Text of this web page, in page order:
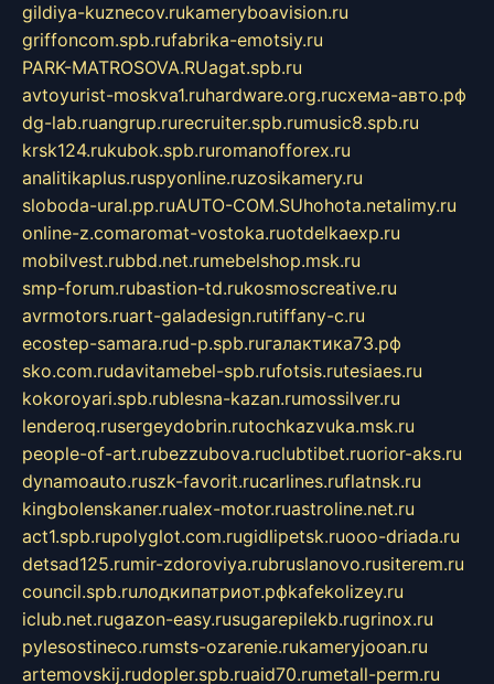
gildiya-kuznecov.rukameryboavision.ru
griffoncom.spb.rufabrika-emotsiy.ru
PARK-MATROSOVA.RUagat.spb.ru
avtoyurist-moskva1.ruhardware.org.ruсхема-авто.рф
dg-lab.ruangrup.rurecruiter.spb.rumusic8.spb.ru
krsk124.rukubok.spb.ruromanofforex.ru
analitikaplus.ruspyonline.ruzosikamery.ru
sloboda-ural.pp.ruAUTO-COM.SUhohota.netalimy.ru
online-z.comaromat-vostoka.ruotdelkaexp.ru
mobilvest.rubbd.net.rumebelshop.msk.ru
smp-forum.rubastion-td.rukosmoscreative.ru
avrmotors.ruart-galadesign.rutiffany-c.ru
ecostep-samara.rud-p.spb.ruгалактика73.рф
sko.com.rudavitamebel-spb.rufotsis.rutesiaes.ru
kokoroyari.spb.rublesna-kazan.rumossilver.ru
lenderoq.rusergeydobrin.rutochkazvuka.msk.ru
people-of-art.rubezzubova.ruclubtibet.ruorior-aks.ru
dynamoauto.ruszk-favorit.rucarlines.ruflatnsk.ru
kingbolenskaner.rualex-motor.ruastroline.net.ru
act1.spb.rupolyglot.com.rugidlipetsk.ruooo-driada.ru
detsad125.rumir-zdoroviya.rubruslanovo.rusiterem.ru
council.spb.ruлодкипатриот.рфkafekolizey.ru
iclub.net.rugazon-easy.rusugarepilekb.rugrinox.ru
pylesostineco.rumsts-ozarenie.rukameryjooan.ru
artemovskij.rudopler.spb.ruaid70.rumetall-perm.ru